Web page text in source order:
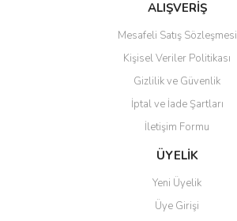
Bu ürüne benzer farklı alternatifler olmalı.
Gönder
ALIŞVERİŞ
Mesafeli Satış Sözleşmesi
Kişisel Veriler Politikası
Gizlilik ve Güvenlik
İptal ve İade Şartları
İletişim Formu
ÜYELİK
Yeni Üyelik
Üye Girişi